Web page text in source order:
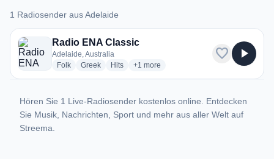
1 Radiosender aus Adelaide
1 Radiosender aus Adelaide
Radio ENA Classic
Adelaide, Australia
Folkradio stations
Greekradio stations
Hitsradio stations
+1 more genres for Radio ENA Classic
more
favorite play_arrow
Hören Sie 1 Live-Radiosender kostenlos online. Entdecken
Sie Musik, Nachrichten, Sport und mehr aus aller Welt auf
Streema.